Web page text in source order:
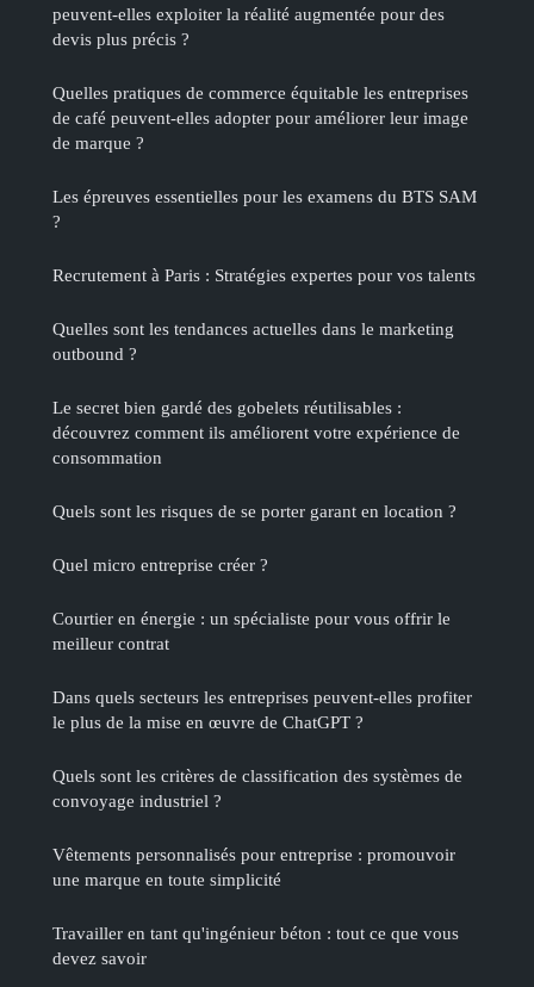
peuvent-elles exploiter la réalité augmentée pour des
devis plus précis ?
Quelles pratiques de commerce équitable les entreprises
de café peuvent-elles adopter pour améliorer leur image
de marque ?
Les épreuves essentielles pour les examens du BTS SAM
?
Recrutement à Paris : Stratégies expertes pour vos talents
Quelles sont les tendances actuelles dans le marketing
outbound ?
Le secret bien gardé des gobelets réutilisables :
découvrez comment ils améliorent votre expérience de
consommation
Quels sont les risques de se porter garant en location ?
Quel micro entreprise créer ?
Courtier en énergie : un spécialiste pour vous offrir le
meilleur contrat
Dans quels secteurs les entreprises peuvent-elles profiter
le plus de la mise en œuvre de ChatGPT ?
Quels sont les critères de classification des systèmes de
convoyage industriel ?
Vêtements personnalisés pour entreprise : promouvoir
une marque en toute simplicité
Travailler en tant qu'ingénieur béton : tout ce que vous
devez savoir